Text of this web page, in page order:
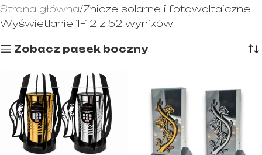
Strona główna Znicze solarne i fotowoltaiczne
Wyświetlanie 1–12 z 52 wyników
Zobacz pasek boczny